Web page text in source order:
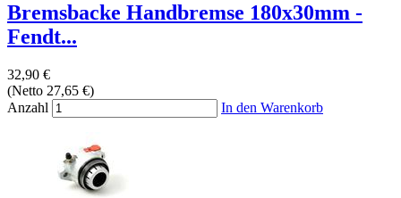
Bremsbacke Handbremse 180x30mm -
Fendt...
32,90 €
(Netto 27,65 €)
Anzahl
In den Warenkorb